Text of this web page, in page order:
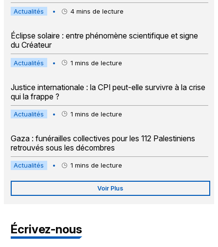
Actualités • 4 mins de lecture
Éclipse solaire : entre phénomène scientifique et signe
du Créateur
Actualités • 1 mins de lecture
Justice internationale : la CPI peut-elle survivre à la crise
qui la frappe ?
Actualités • 1 mins de lecture
Gaza : funérailles collectives pour les 112 Palestiniens
retrouvés sous les décombres
Actualités • 1 mins de lecture
Voir Plus
Écrivez-nous